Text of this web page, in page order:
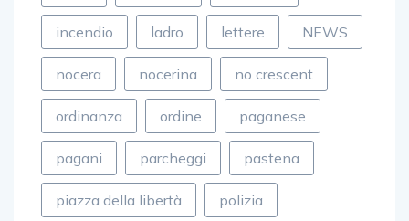
incendio ladro lettere NEWS
nocera nocerina no crescent
ordinanza ordine paganese
pagani parcheggi pastena
piazza della libertà polizia